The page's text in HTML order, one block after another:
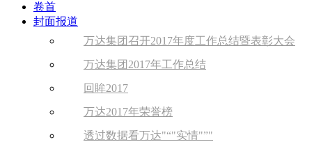
卷首
封面报道
万达集团召开2017年度工作总结暨表彰大会
万达集团2017年工作总结
回眸2017
万达2017年荣誉榜
透过数据看万达 “ 实情 ”